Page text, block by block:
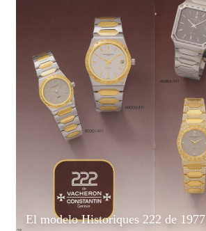
El modelo Historiques 222 de 1977